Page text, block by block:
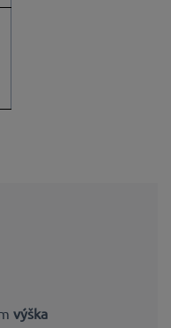
výška